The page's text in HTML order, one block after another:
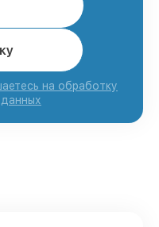
на обработку